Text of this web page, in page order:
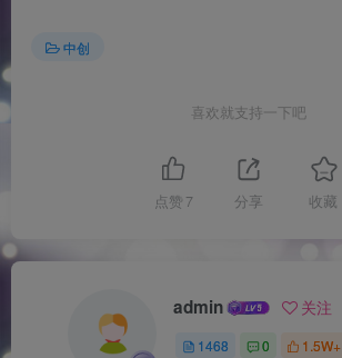
中创
喜欢就支持一下吧
点赞 7 分享 收藏
admin 关注
1468 0 1.5W+